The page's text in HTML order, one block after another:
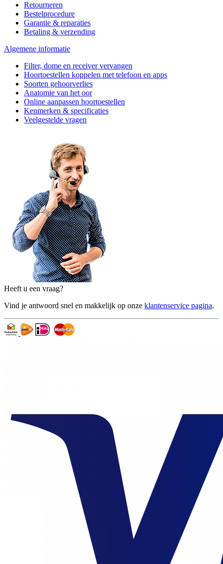
Retourneren
Bestelprocedure
Garantie & reparaties
Betaling & verzending
Algemene informatie
Filter, dome en receiver vervangen
Hoortoestellen koppelen met telefoon en apps
Soorten gehoorverlies
Anatomie van het oor
Online aanpassen hoortoestellen
Kenmerken & specificaties
Veelgestelde vragen
Heeft u een vraag?
Vind je antwoord snel en makkelijk op onze klantenservice pagina.